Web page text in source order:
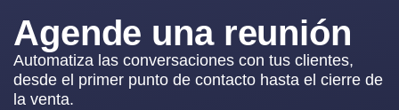
Agende una reunión
Automatiza las conversaciones con tus clientes,
desde el primer punto de contacto hasta el cierre de
la venta.